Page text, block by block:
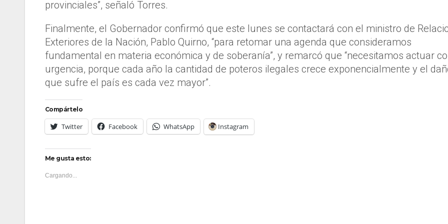
provinciales”, señaló Torres.
Finalmente, el Gobernador confirmó que este lunes se contactará con el ministro de
Exteriores de la Nación, Pablo Quirno, “para retomar una agenda que consideramos
fundamental en materia económica y de soberanía”, y remarcó que “necesitamos actuar
urgencia, porque cada año la cantidad de poteros ilegales crece exponencialmente y el
que sufre el país es cada vez mayor”.
Compártelo
Twitter Facebook WhatsApp Instagram
Me gusta esto:
Cargando...